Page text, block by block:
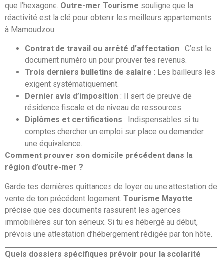
que l’hexagone. Outre-mer Tourisme souligne que la
réactivité est la clé pour obtenir les meilleurs appartements
à Mamoudzou.
Contrat de travail ou arrêté d’affectation : C’est le
document numéro un pour prouver tes revenus.
Trois derniers bulletins de salaire : Les bailleurs les
exigent systématiquement.
Dernier avis d’imposition : Il sert de preuve de
résidence fiscale et de niveau de ressources.
Diplômes et certifications : Indispensables si tu
comptes chercher un emploi sur place ou demander
une équivalence.
Comment prouver son domicile précédent dans la
région d’outre-mer ?
Garde tes dernières quittances de loyer ou une attestation de
vente de ton précédent logement. Tourisme Mayotte
précise que ces documents rassurent les agences
immobilières sur ton sérieux. Si tu es hébergé au début,
prévois une attestation d’hébergement rédigée par ton hôte.
Quels dossiers spécifiques prévoir pour la scolarité